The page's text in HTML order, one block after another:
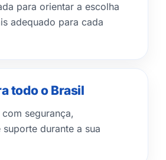
para orientar a escolha
adequado para cada
todo o Brasil
segurança,
suporte durante a sua